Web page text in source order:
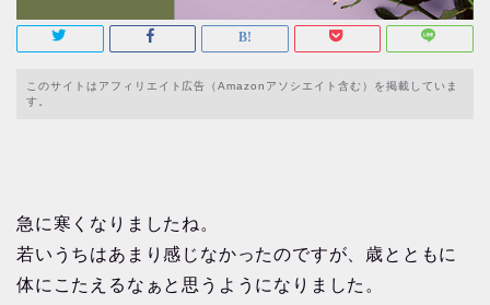
このサイトはアフィリエイト広告（Amazonアソシエイト含む）を掲載していま
す。
急に寒くなりましたね。
若いうちはあまり感じなかったのですが、歳とともに
体にこたえるなぁと思うようになりました。